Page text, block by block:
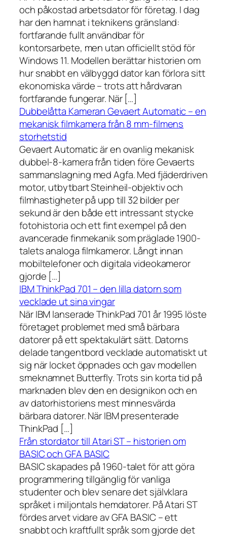
och påkostad arbetsdator för företag. I dag
har den hamnat i teknikens gränsland:
fortfarande fullt användbar för
kontorsarbete, men utan officiellt stöd för
Windows 11. Modellen berättar historien om
hur snabbt en välbyggd dator kan förlora sitt
ekonomiska värde – trots att hårdvaran
fortfarande fungerar. När […]
Dubbelåtta Kameran Gevaert Automatic – en
mekanisk filmkamera från 8 mm-filmens
storhetstid
Gevaert Automatic är en ovanlig mekanisk
dubbel-8-kamera från tiden före Gevaerts
sammanslagning med Agfa. Med fjäderdriven
motor, utbytbart Steinheil-objektiv och
filmhastigheter på upp till 32 bilder per
sekund är den både ett intressant stycke
fotohistoria och ett fint exempel på den
avancerade finmekanik som präglade 1900-
talets analoga filmkameror. Långt innan
mobiltelefoner och digitala videokameror
gjorde […]
IBM ThinkPad 701 – den lilla datorn som
vecklade ut sina vingar
När IBM lanserade ThinkPad 701 år 1995 löste
företaget problemet med små bärbara
datorer på ett spektakulärt sätt. Datorns
delade tangentbord vecklade automatiskt ut
sig när locket öppnades och gav modellen
smeknamnet Butterfly. Trots sin korta tid på
marknaden blev den en designikon och en
av datorhistoriens mest minnesvärda
bärbara datorer. När IBM presenterade
ThinkPad […]
Från stordator till Atari ST – historien om
BASIC och GFA BASIC
BASIC skapades på 1960-talet för att göra
programmering tillgänglig för vanliga
studenter och blev senare det självklara
språket i miljontals hemdatorer. På Atari ST
fördes arvet vidare av GFA BASIC – ett
snabbt och kraftfullt språk som gjorde det